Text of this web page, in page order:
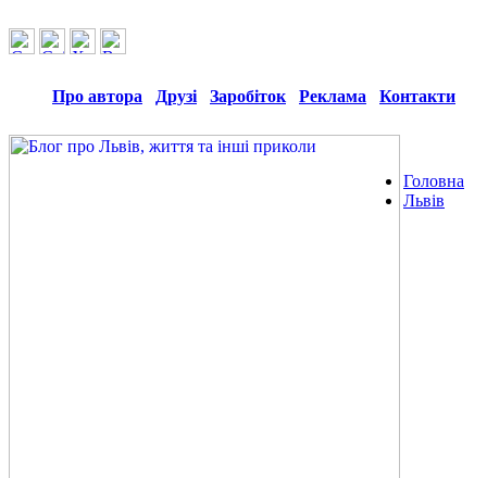
Про автора Друзі Заробіток Реклама Контакти
Головна
Львів